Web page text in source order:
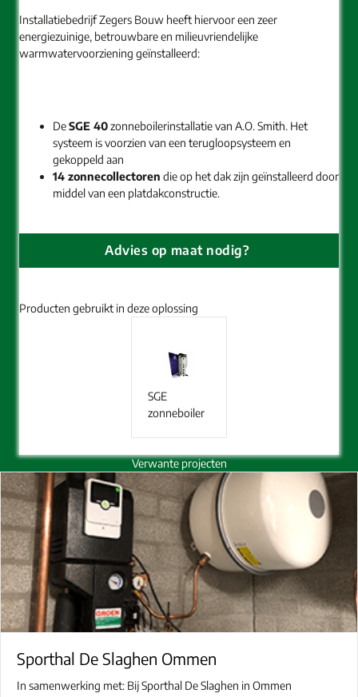
Installatiebedrijf Zegers Bouw heeft hiervoor een zeer
energiezuinige, betrouwbare en milieuvriendelijke
warmwatervoorziening geïnstalleerd:
DeSGE 40zonneboilerinstallatie van A.O. Smith. Het
systeem is voorzien van een terugloopsysteem en
gekoppeld aan
14 zonnecollectoren die op het dak zijn geïnstalleerd door
middel van een platdakconstructie.
Advies op maat nodig?
Producten gebruikt in deze oplossing
SGE
zonneboiler
Verwante projecten
Sporthal De Slaghen Ommen
In samenwerking met: Bij Sporthal De Slaghen in Ommen